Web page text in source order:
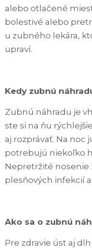
alebo otlačené
bolestivé alebo
u zubného lekára,
upraví.
Kedy zubnú
Zubnú náhradu je
ste si na ňu
aj rozprávať. Na noc
potrebujú niekoľko
Nepretržité nosenie
plesňových infekcií
Ako sa o zubnú
Pre zdravie úst aj